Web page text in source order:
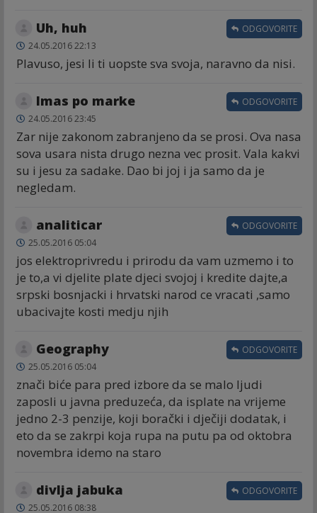
Uh, huh
24.05.2016 22:13
Plavuso, jesi li ti uopste sva svoja, naravno da nisi.
ODGOVORITE
Imas po marke
24.05.2016 23:45
Zar nije zakonom zabranjeno da se prosi. Ova nasa
sova usara nista drugo nezna vec prosit. Vala kakvi
su i jesu za sadake. Dao bi joj i ja samo da je
negledam.
ODGOVORITE
analiticar
25.05.2016 05:04
jos elektroprivredu i prirodu da vam uzmemo i to
je to,a vi djelite plate djeci svojoj i kredite dajte,a
srpski bosnjacki i hrvatski narod ce vracati ,samo
ubacivajte kosti medju njih
ODGOVORITE
Geography
25.05.2016 05:04
znači biće para pred izbore da se malo ljudi
zaposli u javna preduzeća, da isplate na vrijeme
jedno 2-3 penzije, koji borački i dječiji dodatak, i
eto da se zakrpi koja rupa na putu pa od oktobra
novembra idemo na staro
ODGOVORITE
divlja jabuka
25.05.2016 08:38
ODGOVORITE